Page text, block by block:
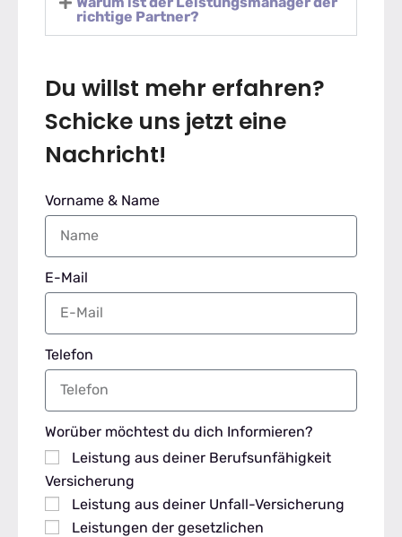
richtige Partner?
Du willst mehr erfahren?
Schicke uns jetzt eine
Nachricht!
Vorname & Name
E-Mail
Telefon
Worüber möchtest du dich Informieren?
Leistung aus deiner Berufsunfähigkeit
Versicherung
Leistung aus deiner Unfall-Versicherung
Leistungen der gesetzlichen